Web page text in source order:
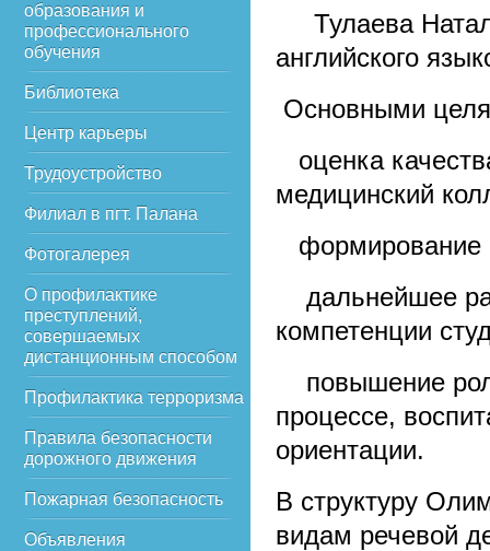
образования и
профессионального
обучения
Библиотека
Центр карьеры
Трудоустройство
Филиал в пгт. Палана
Фотогалерея
О профилактике
преступлений,
совершаемых
дистанционным способом
Профилактика терроризма
Правила безопасности
дорожного движения
Пожарная безопасность
Объявления
Тулаева
английского
Основными
оценка
медицинский
формирование
дальнейшее
компетенции
повышение
процессе,
ориентации.
В структуру
видам речевой